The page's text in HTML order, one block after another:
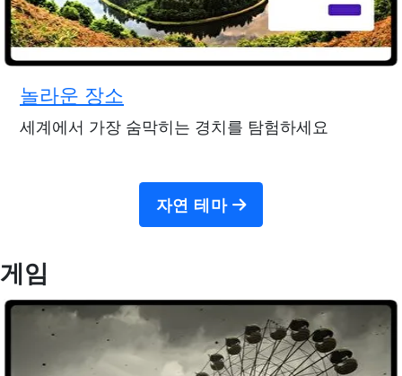
놀라운 장소
세계에서 가장 숨막히는 경치를 탐험하세요
자연 테마
게임